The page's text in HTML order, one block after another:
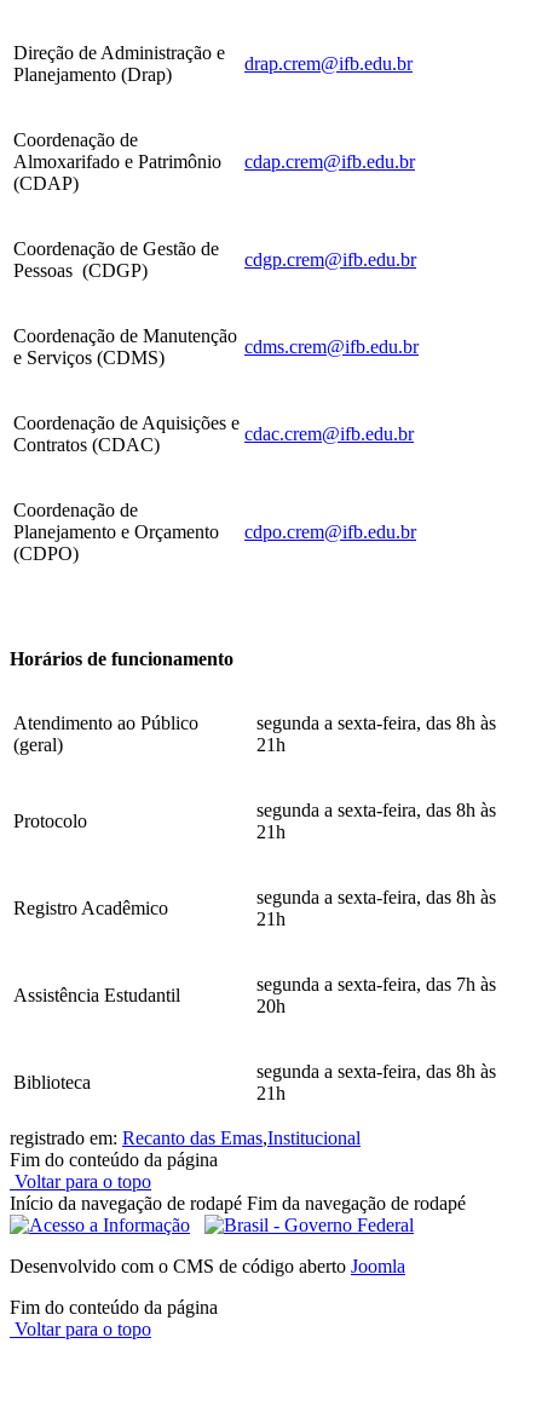
Direção de Administração e
Planejamento (Drap)
drap.crem@ifb.edu.br
Coordenação de
Almoxarifado e Patrimônio
(CDAP)
cdap.crem@ifb.edu.br
Coordenação de Gestão de
Pessoas (CDGP)
cdgp.crem@ifb.edu.br
Coordenação de Manutenção
e Serviços (CDMS)
cdms.crem@ifb.edu.br
Coordenação de Aquisições e
Contratos (CDAC)
cdac.crem@ifb.edu.br
Coordenação de
Planejamento e Orçamento
(CDPO)
cdpo.crem@ifb.edu.br
Horários de funcionamento
Atendimento ao Público
(geral)
segunda a sexta-feira, das 8h às
21h
Protocolo
segunda a sexta-feira, das 8h às
21h
Registro Acadêmico
segunda a sexta-feira, das 8h às
21h
Assistência Estudantil
segunda a sexta-feira, das 7h às
20h
Biblioteca
segunda a sexta-feira, das 8h às
21h
registrado em: Recanto das Emas,Institucional
Fim do conteúdo da página
Voltar para o topo
Início da navegação de rodapé Fim da navegação de rodapé
Desenvolvido com o CMS de código aberto Joomla
Fim do conteúdo da página
Voltar para o topo